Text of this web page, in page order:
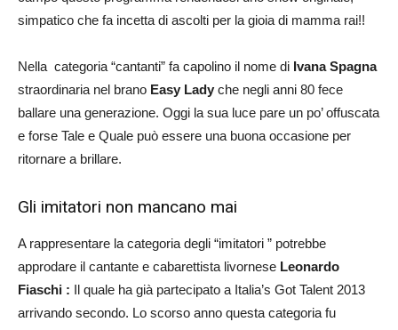
simpatico che fa incetta di ascolti per la gioia di mamma rai!!
Nella categoria “cantanti” fa capolino il nome di Ivana Spagna
straordinaria nel brano Easy Lady che negli anni 80 fece
ballare una generazione. Oggi la sua luce pare un po’ offuscata
e forse Tale e Quale può essere una buona occasione per
ritornare a brillare.
Gli imitatori non mancano mai
A rappresentare la categoria degli “imitatori ” potrebbe
approdare il cantante e cabarettista livornese Leonardo
Fiaschi : Il quale ha già partecipato a Italia’s Got Talent 2013
arrivando secondo. Lo scorso anno questa categoria fu